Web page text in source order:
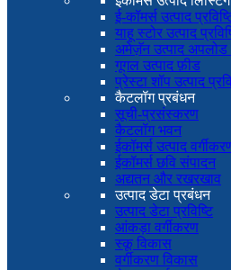
ई-कॉमर्स उत्पाद
याहू स्टोर उत्पाद
अमेज़ॅन उत्पाद अपलोड
गूगल उत्पाद फ़ीड
प्रेस्टा शॉप उत्पाद
कैटलॉग प्रबंधन
सूची-प्रसंस्करण
कैटलॉग भवन
ईकॉमर्स उत्पाद
ईकॉमर्स छवि संपादन
अद्यतन और रखरखाव
उत्पाद डेटा प्रबंधन
उत्पाद डेटा प्रविष्टि
आंकड़ा वर्गीकरण
स्कू विकास
वर्गीकरण विकास